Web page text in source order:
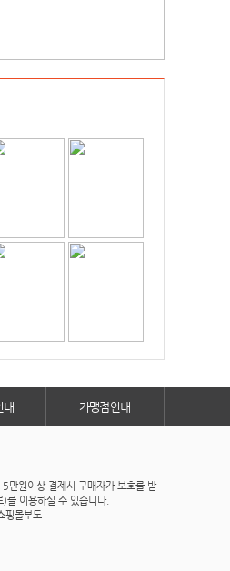
내 가맹점안내
만원이상 결제시 구매자가 보호를 받
를 이용하실 수 있습니다.
핑몰부도